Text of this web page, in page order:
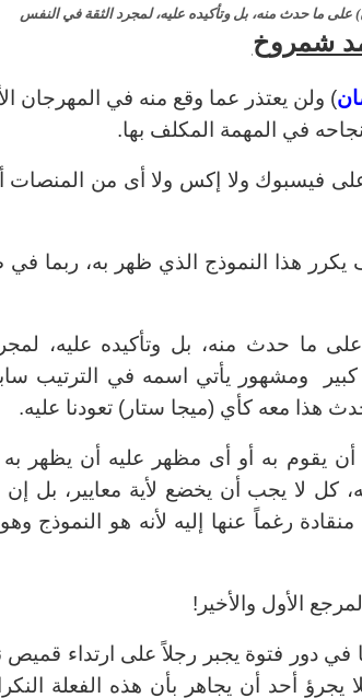
ما حدث منه، بل وتأكيده عليه، لمجرد الثقة في النفس
شمروخ
) ولن يعتذر عما وقع منه في المهرجان
في المهمة المكلف بها.
فيسبوك ولا إكس ولا أى من المنصات
هذا النموذج الذي ظهر به، ربما في
ما حدث منه، بل وتأكيده عليه،
ومشهور يأتي اسمه في الترتيب
هذا معه كأي (ميجا ستار) تعودنا عليه.
يقوم به أو أى مظهر عليه أن يظهر
لا يجب أن يخضع لأية معايير، بل إن
رغماً عنها إليه لأنه هو النموذج
الأول والأخير!
في دور فتوة يجبر رجلاً على ارتداء
أحد أن يجاهر بأن هذه الفعلة